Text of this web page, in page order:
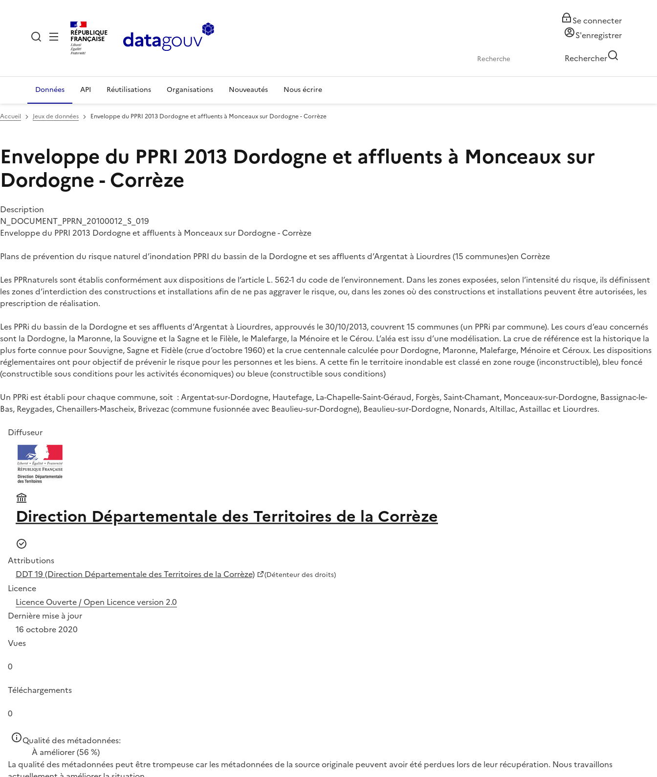
RÉPUBLIQUE
FRANÇAISE
Se connecter
S'enregistrer
Rechercher
Données API Réutilisations Organisations Nouveautés Nous écrire
Accueil Jeux de données Enveloppe du PPRI 2013 Dordogne et affluents à Monceaux sur Dordogne - Corrèze
Enveloppe du PPRI 2013 Dordogne et affluents à Monceaux sur
Dordogne - Corrèze
Description
N_DOCUMENT_PPRN_20100012_S_019
Enveloppe du PPRI 2013 Dordogne et affluents à Monceaux sur Dordogne - Corrèze
Plans de prévention du risque naturel d’inondation PPRI du bassin de la Dordogne et ses affluents d’Argentat à Liourdres (15 communes)en Corrèze
Les PPRnaturels sont établis conformément aux dispositions de l’article L. 562-1 du code de l’environnement. Dans les zones exposées, selon l’intensité du risque, ils définissent
les zones d’interdiction des constructions et installations afin de ne pas aggraver le risque, ou, dans les zones où des constructions et installations peuvent être autorisées, les
prescription de réalisation.
Les PPRi du bassin de la Dordogne et ses affluents d’Argentat à Liourdres, approuvés le 30/10/2013, couvrent 15 communes (un PPRi par commune). Les cours d’eau concernés
sont la Dordogne, la Maronne, la Souvigne et la Sagne et le Filèle, le Malefarge, la Ménoire et le Cérou. L’aléa est issu d’une modélisation. La crue de référence est la historique la
plus forte connue pour Souvigne, Sagne et Fidèle (crue d’octobre 1960) et la crue centennale calculée pour Dordogne, Maronne, Malefarge, Ménoire et Céroux. Les dispositions
réglementaires ont pour objectif de prévenir le risque pour les personnes et les biens. A cette fin le territoire inondable est classé en zone rouge (inconstructible), bleu foncé
(constructible sous conditions pour les activités économiques) ou bleue (constructible sous conditions)
Un PPRi est établi pour chaque commune, soit : Argentat-sur-Dordogne, Hautefage, La-Chapelle-Saint-Géraud, Forgès, Saint-Chamant, Monceaux-sur-Dordogne, Bassignac-le-
Bas, Reygades, Chenaillers-Mascheix, Brivezac (commune fusionnée avec Beaulieu-sur-Dordogne), Beaulieu-sur-Dordogne, Nonards, Altillac, Astaillac et Liourdres.
Diffuseur
Direction Départementale des Territoires de la Corrèze
Attributions
DDT 19 (Direction Départementale des Territoires de la Corrèze)
(Détenteur des droits)
Licence
Licence Ouverte / Open Licence version 2.0
Dernière mise à jour
16 octobre 2020
Vues
0
Téléchargements
0
Qualité des métadonnées:
À améliorer(56 %)
La qualité des métadonnées peut être trompeuse car les métadonnées de la source originale peuvent avoir été perdues lors de leur récupération. Nous travaillons